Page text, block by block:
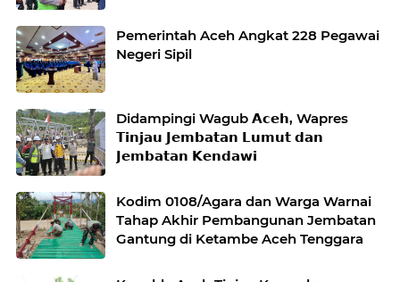
Pemerintah Aceh Angkat 228 Pegawai
Negeri Sipil
Didampingi Wagub 𝗔𝗰𝗲𝗵, Wapres
𝗧𝗶𝗻𝗷𝗮𝘂 𝗝𝗲𝗺𝗯𝗮𝘁𝗮𝗻 𝗟𝘂𝗺𝘂𝘁 𝗱𝗮𝗻
𝗝𝗲𝗺𝗯𝗮𝘁𝗮𝗻 𝗞𝗲𝗻𝗱𝗮𝘄𝗶
Kodim 0108/Agara dan Warga Warnai
Tahap Akhir Pembangunan Jembatan
Gantung di Ketambe Aceh Tenggara